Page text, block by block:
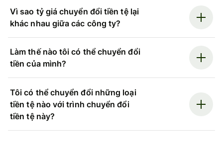
Vì sao tỷ giá chuyển đổi tiền tệ lại
khác nhau giữa các công ty?
Làm thế nào tôi có thể chuyển đổi
tiền của mình?
Tôi có thể chuyển đổi những loại
tiền tệ nào với trình chuyển đổi
tiền tệ này?